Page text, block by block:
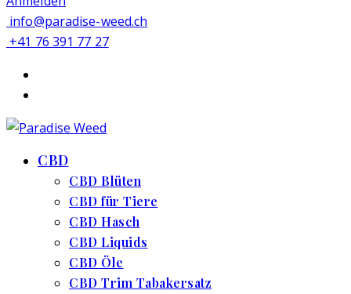
info@paradise-weed.ch
+41 76 391 77 27
CBD
CBD Blüten
CBD für Tiere
CBD Hasch
CBD Liquids
CBD Öle
CBD Trim Tabakersatz